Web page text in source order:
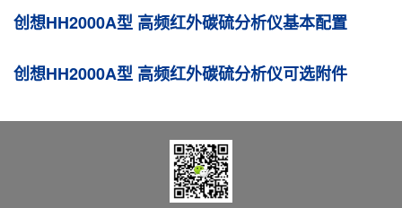
创想HH2000A型 高频红外碳硫分析仪基本配置
创想HH2000A型 高频红外碳硫分析仪可选附件